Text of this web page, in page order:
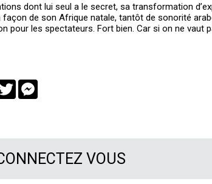
dont lui seul a le secret, sa transformation
façon de son Afrique natale, tantôt de sonorité
pour les spectateurs. Fort bien. Car si on ne vaut
TwitterMessenger
VOUS